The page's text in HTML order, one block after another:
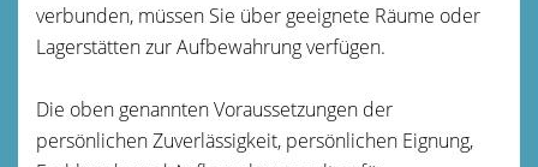
verbunden, müssen Sie über geeignete Räume oder
Lagerstätten zur Aufbewahrung verfügen.
Die oben genannten Voraussetzungen der
persönlichen Zuverlässigkeit, persönlichen Eignung,